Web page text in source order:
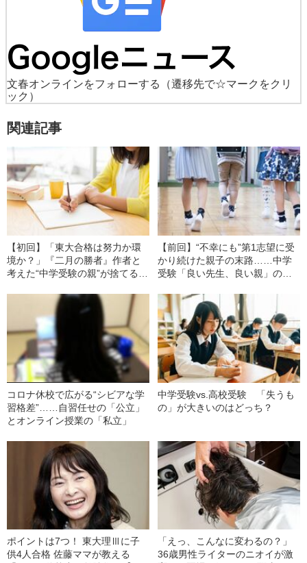
文春オンラインをフォローする
（遷移先で☆マークをクリ
ック）
関連記事
【初回】「東大合格は努力か環
境か？」『二月の勝者』作者と
考えた“中学受験の親”が捨てるべ
【前回】“不幸にも”第1志望に受
かり続けた親子の末路……中学
受験「良い先生、良い親」の条
コロナ休校で広がる“シビアな学
習格差”……自習任せの「公立」
とオンライン授業の「私立」
中学受験vs.高校受験 「失うも
の」が大きいのはどっち？
ポイントは7つ！ 東大理Ⅲに子
供4人合格 佐藤ママが教える
「えっ、こんなに変わるの？」
36歳男性ライターのニオイが激